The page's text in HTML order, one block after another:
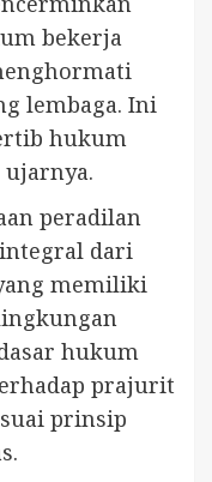
bekerja
lembaga. Ini
hukum
ujarnya.
peradilan
dari
memiliki
hukum
prajurit
prinsip